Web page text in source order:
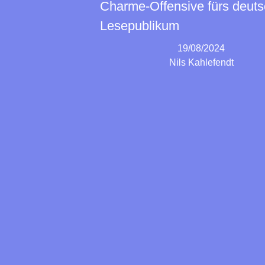
Charme-Offensive fürs
Lesepublikum
19/08/2024
Nils Kahlefendt